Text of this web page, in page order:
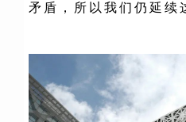
矛盾，所以我们仍延续